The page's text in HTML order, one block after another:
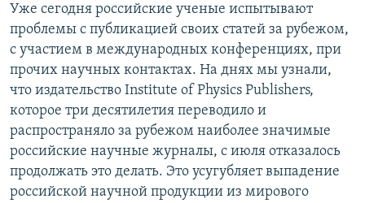
Уже сегодня российские ученые испытывают
проблемы с публикацией своих статей за рубежом,
с участием в международных конференциях, при
прочих научных контактах. На днях мы узнали,
что издательство Institute of Physics Publishers,
которое три десятилетия переводило и
распространяло за рубежом наиболее значимые
российские научные журналы, с июля отказалось
продолжать это делать. Это усугубляет выпадение
российской научной продукции из мирового